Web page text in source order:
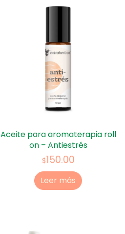
Aceite para aromaterapia roll
on – Antiestrés
$150.00
Leer más